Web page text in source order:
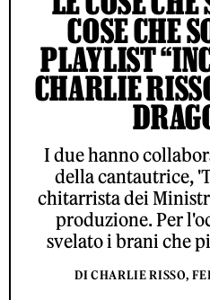
COSE CHE
PLAYLIST
CHARLIE
I due hanno
della cantautrice,
chitarrista dei
produzione. Per
svelato i brani che
DI CHARLIE RISSO,